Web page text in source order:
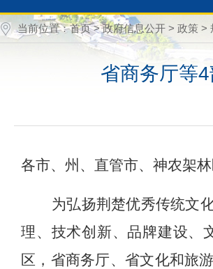
当前位置：首页>政府信息公开 > 政策 >
省商务厅等
各市、州、直管市、神农架
为弘扬荆楚优秀传统文化
理、技术创新、品牌建设、
区，省商务厅、省文化和旅